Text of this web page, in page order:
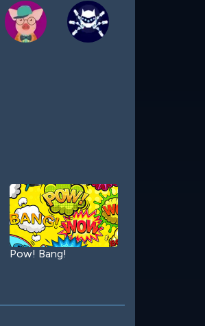
Pow! Bang!